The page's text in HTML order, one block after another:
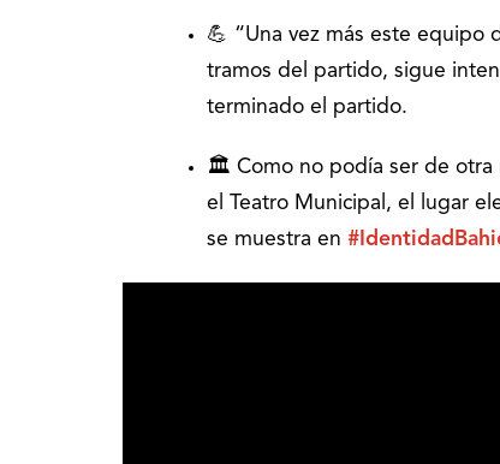
💪 “Una vez más este equipo
tramos del partido, sigue
terminado el partido.
🏛️ Como no podía ser de otra
el Teatro Municipal, el lugar
se muestra en